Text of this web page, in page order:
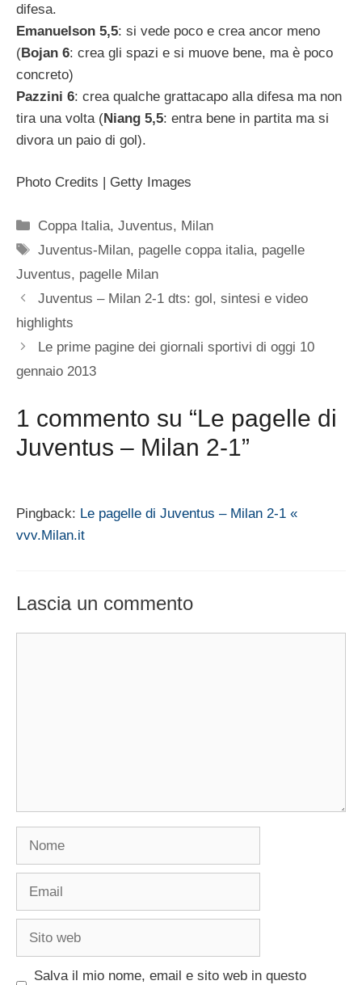
difesa.
Emanuelson 5,5: si vede poco e crea ancor meno
(Bojan 6: crea gli spazi e si muove bene, ma è poco
concreto)
Pazzini 6: crea qualche grattacapo alla difesa ma non
tira una volta (Niang 5,5: entra bene in partita ma si
divora un paio di gol).
Photo Credits | Getty Images
Categorie
Coppa Italia,Juventus, Milan
Tag
Juventus-Milan, pagelle coppa italia, pagelle
Juventus, pagelle Milan
Juventus – Milan 2-1 dts: gol, sintesi e video
highlights
Le prime pagine dei giornali sportivi di oggi 10
gennaio 2013
1 commento su “Le pagelle di
Juventus – Milan 2-1”
Pingback: Le pagelle di Juventus – Milan 2-1 «
vvv.Milan.it
Lascia un commento
Nome
Email
Sito
Salva il mio nome, email e sito web in questo